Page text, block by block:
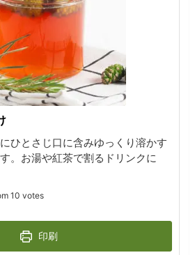
ひとさじ口に含みゆっくり溶かす
。お湯や紅茶で割るドリンクに
10 votes
印刷